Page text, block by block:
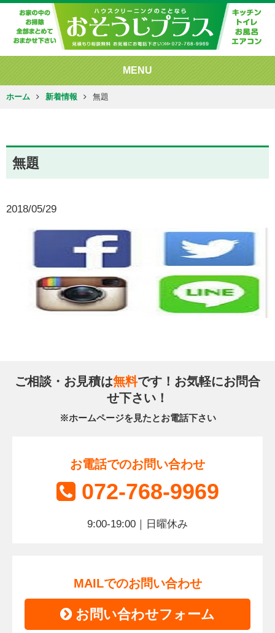
MENU
ホーム 新着情報 無題
無題
2018/05/29
ご相談・お見積は無料です！お気軽にお問合
せ下さい！
※ホームページを見たとお電話下さい
お電話でのお問い合わせ
072-768-9969
9:00-19:00｜日曜休み
MAILでのお問い合わせ
お問い合わせフォーム